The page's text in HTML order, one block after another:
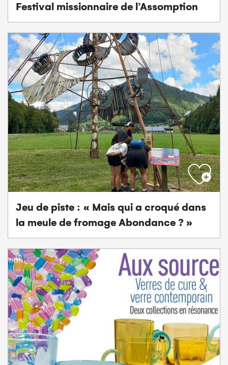
Festival missionnaire de l’Assomption
Jeu de piste : « Mais qui a croqué dans
la meule de fromage Abondance ? »